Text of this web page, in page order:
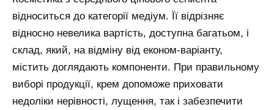
відноситься до категорії медіум. Її відрізняє
відносно невелика вартість, доступна багатьом, і
склад, який, на відміну від економ-варіанту,
містить доглядають компоненти. При правильному
виборі продукції, крем допоможе приховати
недоліки нерівності, лущення, так і забезпечити